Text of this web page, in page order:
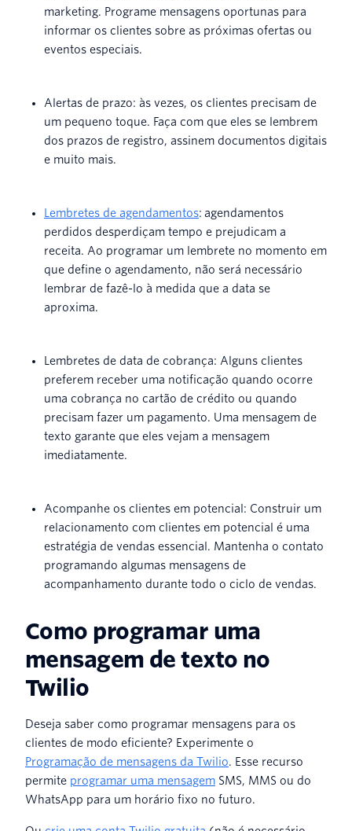
marketing. Programe mensagens oportunas para
informar os clientes sobre as próximas ofertas ou
eventos especiais.
Alertas de prazo: às vezes, os clientes precisam de
um pequeno toque. Faça com que eles se lembrem
dos prazos de registro, assinem documentos digitais
e muito mais.
Lembretes de agendamentos: agendamentos
perdidos desperdiçam tempo e prejudicam a
receita. Ao programar um lembrete no momento em
que define o agendamento, não será necessário
lembrar de fazê-lo à medida que a data se
aproxima.
Lembretes de data de cobrança: Alguns clientes
preferem receber uma notificação quando ocorre
uma cobrança no cartão de crédito ou quando
precisam fazer um pagamento. Uma mensagem de
texto garante que eles vejam a mensagem
imediatamente.
Acompanhe os clientes em potencial: Construir um
relacionamento com clientes em potencial é uma
estratégia de vendas essencial. Mantenha o contato
programando algumas mensagens de
acompanhamento durante todo o ciclo de vendas.
Como programar uma
mensagem de texto no
Twilio
Deseja saber como programar mensagens para os
clientes de modo eficiente? Experimente o
Programação de mensagens da Twilio. Esse recurso
permite programar uma mensagem SMS, MMS ou do
WhatsApp para um horário fixo no futuro.